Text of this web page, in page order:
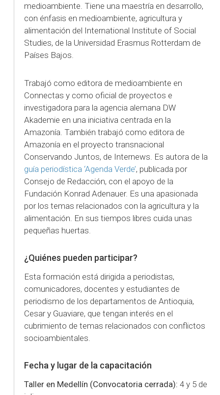
medioambiente. Tiene una maestría en desarrollo,
con énfasis en medioambiente, agricultura y
alimentación del International Institute of Social
Studies, de la Universidad Erasmus Rotterdam de
Países Bajos.
Trabajó como editora de medioambiente en
Connectas y como oficial de proyectos e
investigadora para la agencia alemana DW
Akademie en una iniciativa centrada en la
Amazonía. También trabajó como editora de
Amazonía en el proyecto transnacional
Conservando Juntos, de Internews. Es autora de la
guía periodística ‘Agenda Verde’, publicada por
Consejo de Redacción, con el apoyo de la
Fundación Konrad Adenauer. Es una apasionada
por los temas relacionados con la agricultura y la
alimentación. En sus tiempos libres cuida unas
pequeñas huertas.
¿Quiénes pueden participar?
Esta formación está dirigida a periodistas,
comunicadores, docentes y estudiantes de
periodismo de los departamentos de Antioquia,
Cesar y Guaviare, que tengan interés en el
cubrimiento de temas relacionados con conflictos
socioambientales.
Fecha y lugar de la capacitación
Taller en Medellín (Convocatoria cerrada): 4 y 5 de